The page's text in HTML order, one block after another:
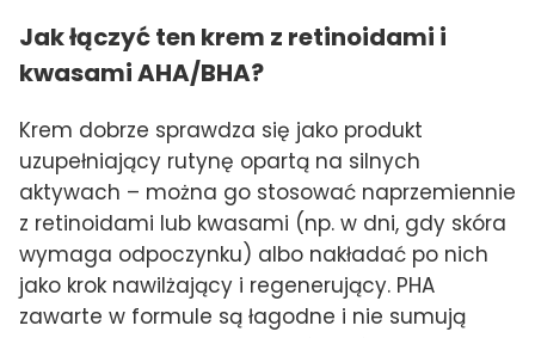
Jak łączyć ten krem z retinoidami i
kwasami AHA/BHA?
Krem dobrze sprawdza się jako produkt
uzupełniający rutynę opartą na silnych
aktywach – można go stosować naprzemiennie
z retinoidami lub kwasami (np. w dni, gdy skóra
wymaga odpoczynku) albo nakładać po nich
jako krok nawilżający i regenerujący. PHA
zawarte w formule są łagodne i nie sumują